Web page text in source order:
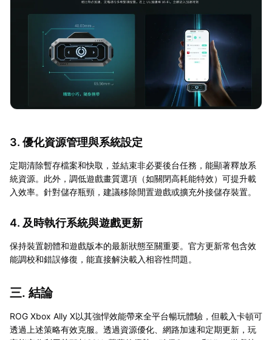
3. 優化資源管理與系統設定
定期清除暫存檔案和快取，並結束非必要後台任務，能顯著釋放系
統資源。此外，調低遊戲畫質選項（如關閉高耗能特效）可提升載
入效率。針對儲存瓶頸，建議移除閒置遊戲或擴充外接儲存裝置。
4. 及時執行系統與遊戲更新
保持裝置韌體和遊戲版本的最新狀態至關重要。官方更新常包含效
能調校和錯誤修復，能直接解決載入相容性問題。
三. 結論
ROG Xbox Ally X以其強悍效能帶來全平台暢玩體驗，但載入卡頓可
透過上述策略有效克服。透過資源優化、網路加速和定期更新，玩